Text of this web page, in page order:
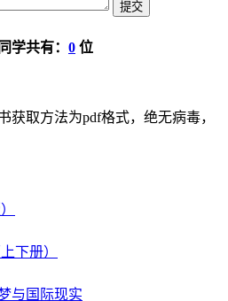
学共有： 0 位
取方法为pdf格式，绝无病毒，
下册）
与国际现实